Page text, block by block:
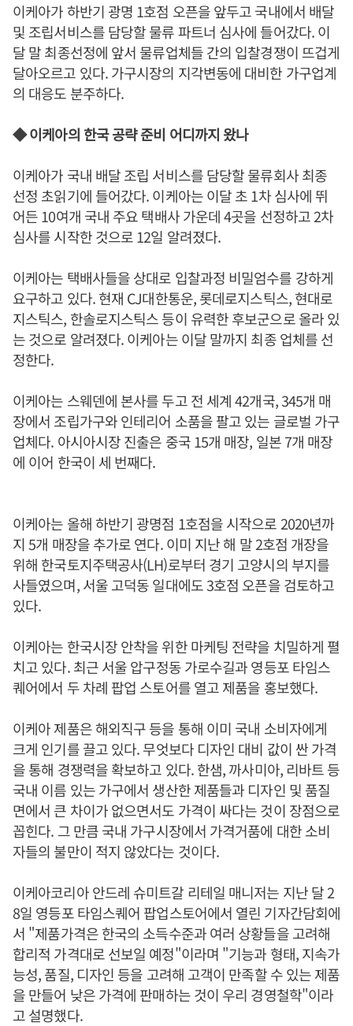
이케아가 하반기 광명 1호점 오픈을 앞두고 국내에서 배달
및 조립서비스를 담당할 물류 파트너 심사에 들어갔다. 이
달 말 최종선정에 앞서 물류업체들 간의 입찰경쟁이 뜨겁게
달아오르고 있다. 가구시장의 지각변동에 대비한 가구업계
의 대응도 분주하다.
◆ 이케아의 한국 공략 준비 어디까지 왔나
이케아가 국내 배달 조립 서비스를 담당할 물류회사 최종
선정 초읽기에 들어갔다. 이케아는 이달 초 1차 심사에 뛰
어든 10여개 국내 주요 택배사 가운데 4곳을 선정하고 2차
심사를 시작한 것으로 12일 알려졌다.
이케아는 택배사들을 상대로 입찰과정 비밀엄수를 강하게
요구하고 있다. 현재 CJ대한통운, 롯데로지스틱스, 현대로
지스틱스, 한솔로지스틱스 등이 유력한 후보군으로 올라 있
는 것으로 알려졌다. 이케아는 이달 말까지 최종 업체를 선
정한다.
이케아는 스웨덴에 본사를 두고 전 세계 42개국, 345개 매
장에서 조립가구와 인테리어 소품을 팔고 있는 글로벌 가구
업체다. 아시아시장 진출은 중국 15개 매장, 일본 7개 매장
에 이어 한국이 세 번째다.
이케아는 올해 하반기 광명점 1호점을 시작으로 2020년까
지 5개 매장을 추가로 연다. 이미 지난 해 말 2호점 개장을
위해 한국토지주택공사(LH)로부터 경기 고양시의 부지를
사들였으며, 서울 고덕동 일대에도 3호점 오픈을 검토하고
있다.
이케아는 한국시장 안착을 위한 마케팅 전략을 치밀하게 펼
치고 있다. 최근 서울 압구정동 가로수길과 영등포 타임스
퀘어에서 두 차례 팝업 스토어를 열고 제품을 홍보했다.
이케아 제품은 해외직구 등을 통해 이미 국내 소비자에게
크게 인기를 끌고 있다. 무엇보다 디자인 대비 값이 싼 가격
을 통해 경쟁력을 확보하고 있다. 한샘, 까사미아, 리바트 등
국내 이름 있는 가구에서 생산한 제품들과 디자인 및 품질
면에서 큰 차이가 없으면서도 가격이 싸다는 것이 장점으로
꼽힌다. 그 만큼 국내 가구시장에서 가격거품에 대한 소비
자들의 불만이 적지 않았다는 것이다.
이케아코리아 안드레 슈미트갈 리테일 매니저는 지난 달 2
8일 영등포 타임스퀘어 팝업스토어에서 열린 기자간담회에
서 "제품가격은 한국의 소득수준과 여러 상황들을 고려해
합리적 가격대로 선보일 예정"이라며 "기능과 형태, 지속가
능성, 품질, 디자인 등을 고려해 고객이 만족할 수 있는 제품
을 만들어 낮은 가격에 판매하는 것이 우리 경영철학"이라
고 설명했다.